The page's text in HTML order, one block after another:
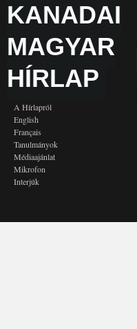
KANADAI
MAGYAR
HÍRLAP
A Hírlapról
English
Français
Tanulmányok
Médiaajánlat
Mikrofon
Interjúk